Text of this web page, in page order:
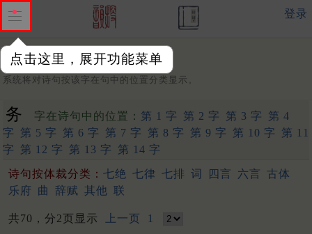
点击这里，展开功能菜单
登录
字：
系统将对诗句按该字在句中的位置分类显示。
务 字在诗句中的位置： 第 1 字 第 2 字 第 3 字
第 4
字
第 5 字 第 6 字 第 7 字 第 8 字 第 9 字 第 10 字
第 11
字
第 12 字 第 13 字 第 14 字
诗句按体裁分类： 七绝 七律 七排 词 四言 六言 古体
乐府
曲 辞赋 其他 联
共70，分2页显示 上一页 1